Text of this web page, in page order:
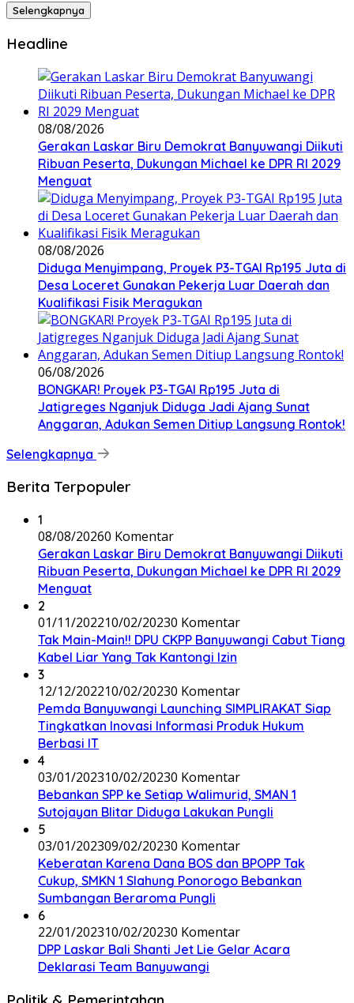
Selengkapnya
Headline
08/08/2026
Gerakan Laskar Biru Demokrat Banyuwangi Diikuti
Ribuan Peserta, Dukungan Michael ke DPR RI 2029
Menguat
08/08/2026
Diduga Menyimpang, Proyek P3-TGAI Rp195 Juta di
Desa Loceret Gunakan Pekerja Luar Daerah dan
Kualifikasi Fisik Meragukan
06/08/2026
BONGKAR! Proyek P3-TGAI Rp195 Juta di
Jatigreges Nganjuk Diduga Jadi Ajang Sunat
Anggaran, Adukan Semen Ditiup Langsung Rontok!
Selengkapnya
Berita Terpopuler
1
08/08/20260 Komentar
Gerakan Laskar Biru Demokrat Banyuwangi Diikuti
Ribuan Peserta, Dukungan Michael ke DPR RI 2029
Menguat
2
01/11/202210/02/20230 Komentar
Tak Main-Main!! DPU CKPP Banyuwangi Cabut Tiang
Kabel Liar Yang Tak Kantongi Izin
3
12/12/202210/02/20230 Komentar
Pemda Banyuwangi Launching SIMPLIRAKAT Siap
Tingkatkan Inovasi Informasi Produk Hukum
Berbasi IT
4
03/01/202310/02/20230 Komentar
Bebankan SPP ke Setiap Walimurid, SMAN 1
Sutojayan Blitar Diduga Lakukan Pungli
5
03/01/202309/02/20230 Komentar
Keberatan Karena Dana BOS dan BPOPP Tak
Cukup, SMKN 1 Slahung Ponorogo Bebankan
Sumbangan Beraroma Pungli
6
22/01/202310/02/20230 Komentar
DPP Laskar Bali Shanti Jet Lie Gelar Acara
Deklarasi Team Banyuwangi